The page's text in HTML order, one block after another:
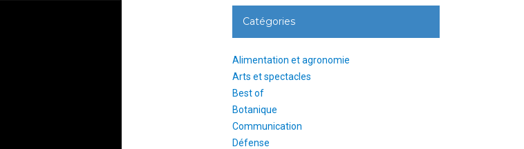
Catégories
Alimentation et agronomie
Arts et spectacles
Best of
Botanique
Communication
Défense